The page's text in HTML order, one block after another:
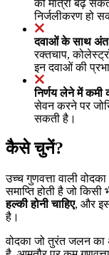
की मात्रा बढ़
निर्जलीकरण हो
दवाओं के साथ
रक्तचाप,
इन दवाओं की
निर्णय लेने में कमी
सेवन करने पर
सकती है।
कैसे चुनें?
उच्च गुणवत्ता वाली
समाप्ति होती है जो
हल्की होनी चाहिए, और
है।
वोदका जो तुरंत जलन का